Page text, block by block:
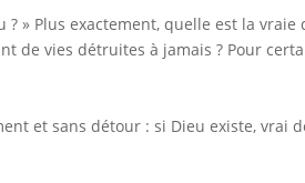
» Plus exactement, quelle est la vraie
de vies détruites à jamais ? Pour
et sans détour : si Dieu existe, vrai